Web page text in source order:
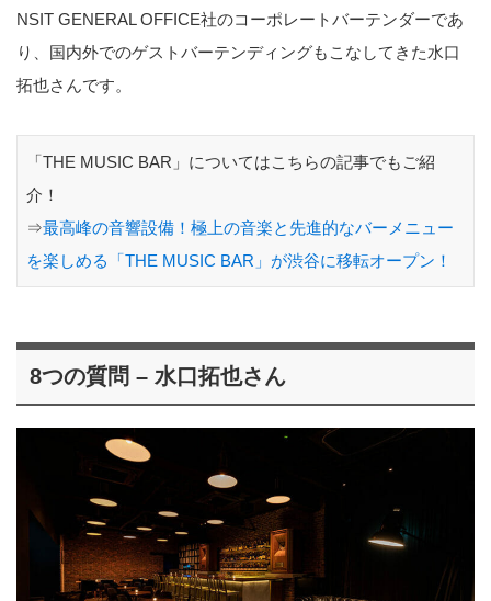
NSIT GENERAL OFFICE社のコーポレートバーテンダーであ
り、国内外でのゲストバーテンディングもこなしてきた水口
拓也さんです。
「THE MUSIC BAR」についてはこちらの記事でもご紹
介！
⇒最高峰の音響設備！極上の音楽と先進的なバーメニュー
を楽しめる「THE MUSIC BAR」が渋谷に移転オープン！
8つの質問 – 水口拓也さん